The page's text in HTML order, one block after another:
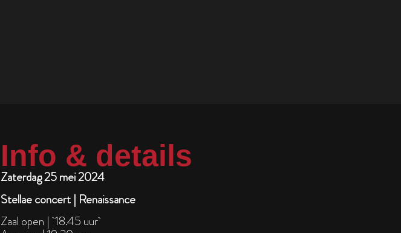
Info & details
Zaterdag 25 mei 2024
Stellae concert | Renaissance
Zaal open | 18.45 uur